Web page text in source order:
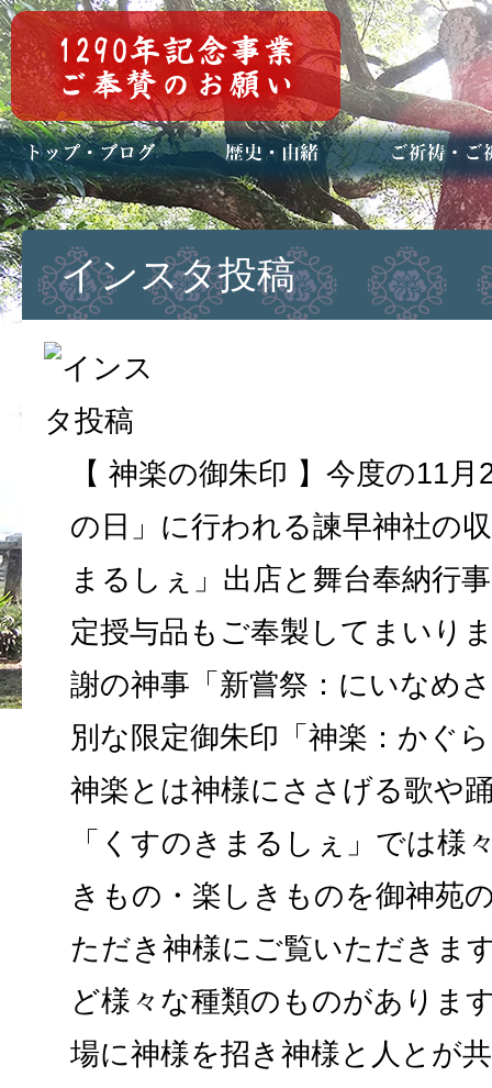
トップページ
ブログ(日々八百万)
お知らせ一覧 歴史・ご祭神
年中行事
メディア掲載 ご祈祷・ご祈
安産祈願
初宮参り
七五三詣
長寿のお祝い
神前結婚式
厄祓い・方位
車のお祓い
地鎮祭
神葬祭（神式
インスタ投稿
【 神楽の御朱印 】今度の11
の日」に行われる諫早神社の
まるしぇ」出店と舞台奉納行
定授与品もご奉製してまいり
謝の神事「新嘗祭：にいなめ
別な限定御朱印「神楽：かぐ
神楽とは神様にささげる歌や
「くすのきまるしぇ」では様
きもの・楽しきものを御神苑
ただき神様にご覧いただきま
ど様々な種類のものがありま
場に神様を招き神様と人とが